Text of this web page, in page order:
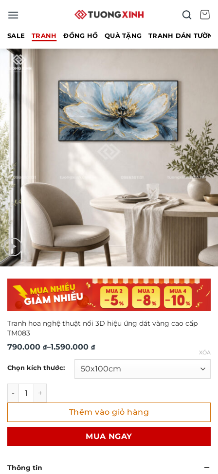
qua
SALE TRANH ĐỒNG HỒ QUÀ TẶNG TRANH DÁN
Tranh hoa nghệ thuật nổi 3D hiệu ứng dát vàng cao cấp
TM083
790.000 ₫–1.590.000 ₫
Khoảng
790.000 ₫
đến
1.590.000 ₫
Chọn kích thước:
XÓA
Tranh hoa nghệ thuật nổi 3D hiệu ứng dát vàng cao cấp
Thêm vào giỏ hàng
MUA NGAY
Thông tin